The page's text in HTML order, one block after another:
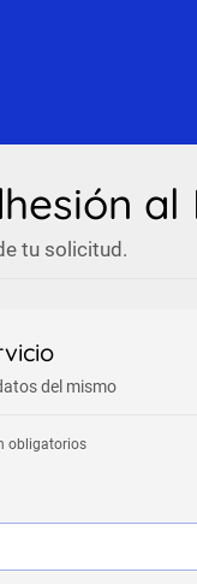
tu solicitud.
del mismo
obligatorios